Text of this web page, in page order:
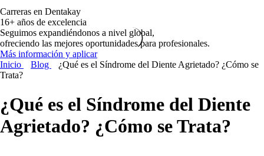
Carreras en Dentakay
16+ años de excelencia
Seguimos expandiéndonos a nivel global,
ofreciendo las mejores oportunidades para profesionales.
Más información y aplicar
Inicio
Blog
¿Qué es el Síndrome del Diente Agrietado? ¿Cómo se
Trata?
¿Qué es el Síndrome del Diente
Agrietado? ¿Cómo se Trata?